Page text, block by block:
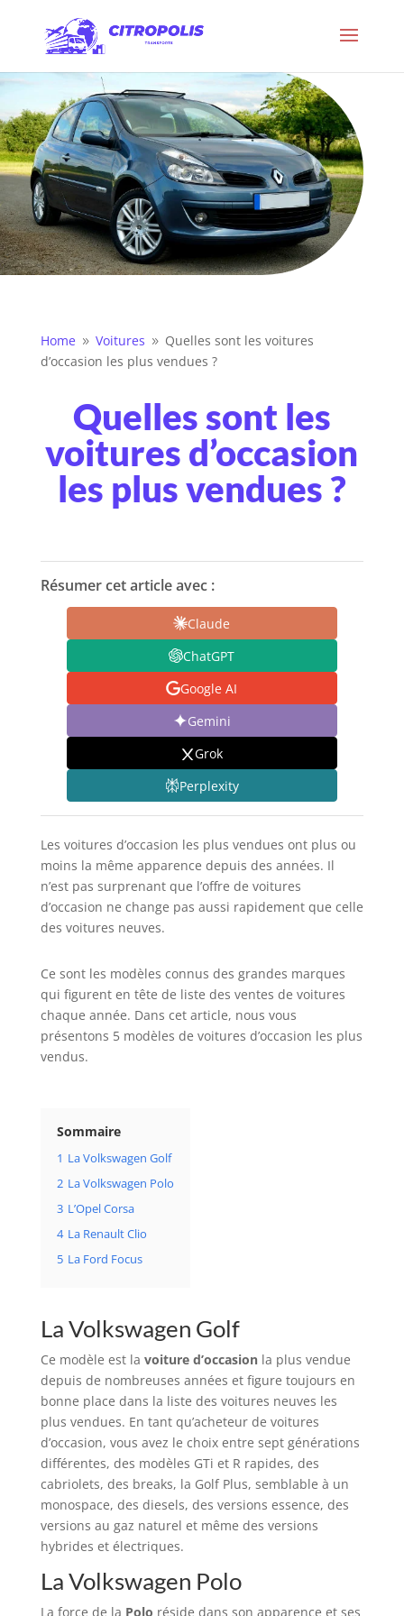
Home 9 Voitures 9 Quelles sont les voitures
d’occasion les plus vendues ?
Quelles sont les
voitures d’occasion
les plus vendues ?
Résumer cet article avec :
Claude
ChatGPT
Google AI
Gemini
Grok
Perplexity
Les voitures d’occasion les plus vendues ont plus ou
moins la même apparence depuis des années. Il
n’est pas surprenant que l’offre de voitures
d’occasion ne change pas aussi rapidement que celle
des voitures neuves.
Ce sont les modèles connus des grandes marques
qui figurent en tête de liste des ventes de voitures
chaque année. Dans cet article, nous vous
présentons 5 modèles de voitures d’occasion les plus
vendus.
Sommaire
1 La Volkswagen Golf
2 La Volkswagen Polo
3 L’Opel Corsa
4 La Renault Clio
5 La Ford Focus
La Volkswagen Golf
Ce modèle est la voiture d’occasionla plus vendue
depuis de nombreuses années et figure toujours en
bonne place dans la liste des voitures neuves les
plus vendues. En tant qu’acheteur de voitures
d’occasion, vous avez le choix entre sept générations
différentes, des modèles GTi et R rapides, des
cabriolets, des breaks, la Golf Plus, semblable à un
monospace, des diesels, des versions essence, des
versions au gaz naturel et même des versions
hybrides et électriques.
La Volkswagen Polo
La force de la Polo réside dans son apparence et ses